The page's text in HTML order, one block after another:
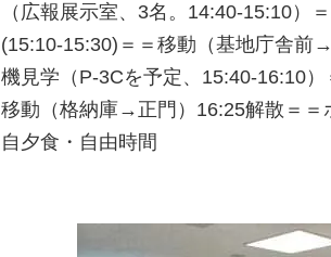
（広報展示室、3名。14:40-15:10）
(15:10-15:30)＝＝移動（基地庁舎前
機見学（P-3Cを予定、15:40-16:10）
移動（格納庫→正門）16:25解散＝＝
自夕食・自由時間